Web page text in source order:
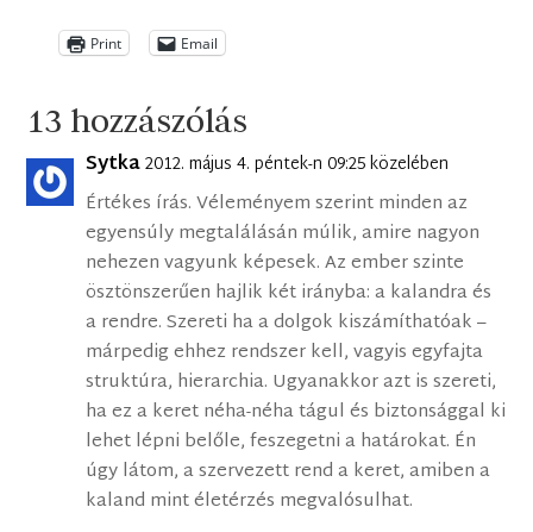
Print Email
13 hozzászólás
Sytka2012. május 4. péntek-n 09:25 közelében
Értékes írás. Véleményem szerint minden az
egyensúly megtalálásán múlik, amire nagyon
nehezen vagyunk képesek. Az ember szinte
ösztönszerűen hajlik két irányba: a kalandra és
a rendre. Szereti ha a dolgok kiszámíthatóak –
márpedig ehhez rendszer kell, vagyis egyfajta
struktúra, hierarchia. Ugyanakkor azt is szereti,
ha ez a keret néha-néha tágul és biztonsággal ki
lehet lépni belőle, feszegetni a határokat. Én
úgy látom, a szervezett rend a keret, amiben a
kaland mint életérzés megvalósulhat.